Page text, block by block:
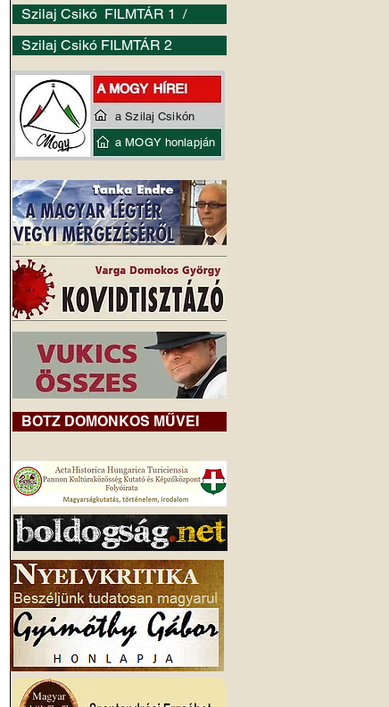
Szilaj Csikó FILMTÁR 1 /
Szilaj Csikó FILMTÁR 2
BOTZ DOMONKOS MŰVEI
a Szilaj Csikón
a MOGY honlapján